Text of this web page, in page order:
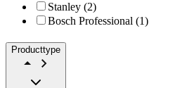
Stanley (2)
Bosch Professional (1)
Producttype